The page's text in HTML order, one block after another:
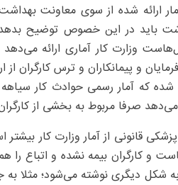
ارائه شده از سوی معاونت
باید در این خصوص توضیح بدهد.
وزارت کار آماری ارائه می‌دهد
و پیمانکاران و ترس کارگران از
که آمار رسمی حوادث کار سیاهه
صرفا مربوط به بخشی از
قانونی از آمار وزارت کار بیشتر
و کارگران بیمه نشده و اتباع را
شکل دیگری نوشته می‌شود؛ مثلا به